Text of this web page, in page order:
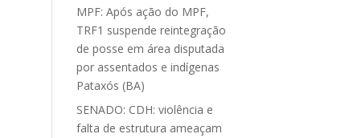
MPF: Após ação do MPF,
TRF1 suspende reintegração
de posse em área disputada
por assentados e indígenas
Pataxós (BA)
SENADO: CDH: violência e
falta de estrutura ameaçam